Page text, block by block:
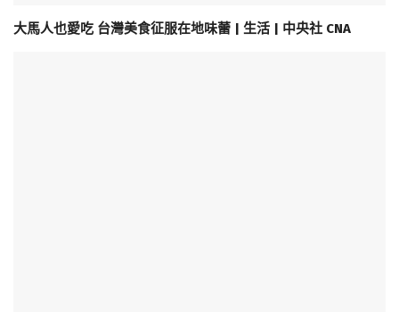
大馬人也愛吃 台灣美食征服在地味蕾 | 生活 | 中央社 CNA